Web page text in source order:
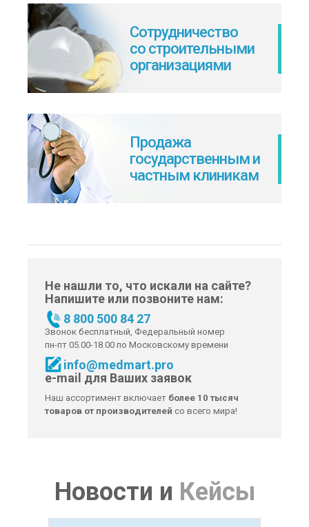
Сотрудничество
со строительными
организациями
Продажа
государственным и
частным клиникам
Не нашли то, что искали на сайте?
Напишите или позвоните нам:
8 800 500 84 27
Звонок бесплатный, Федеральный номер
пн-пт 05.00-18.00 по Московскому времени
info@medmart.pro
e-mail для Ваших заявок
Наш ассортимент включает более 10 тысяч
товаров от производителей со всего мира!
Новости и Кейсы